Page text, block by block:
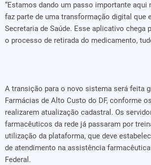
“Estamos dando um passo importante aqui
faz parte de uma transformação digital que
Secretaria de Saúde. Esse aplicativo chega
o processo de retirada do medicamento,
A transição para o novo sistema será feita
Farmácias de Alto Custo do DF, conforme
realizarem atualização cadastral. Os
farmacêuticos da rede já passaram por
utilização da plataforma, que deve
de atendimento na assistência
Federal.